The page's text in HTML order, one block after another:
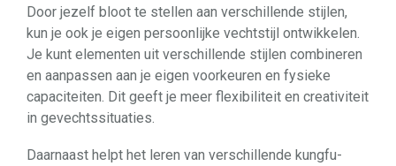
Door jezelf bloot te stellen aan verschillende stijlen,
kun je ook je eigen persoonlijke vechtstijl ontwikkelen.
Je kunt elementen uit verschillende stijlen combineren
en aanpassen aan je eigen voorkeuren en fysieke
capaciteiten. Dit geeft je meer flexibiliteit en creativiteit
in gevechtssituaties.
Daarnaast helpt het leren van verschillende kungfu-